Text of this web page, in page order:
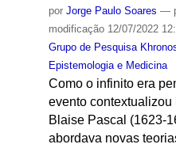
por Jorge Paulo Soares —
modificação12/07/2022
Grupo de Pesquisa
Epistemologia e Medicina
Como o infinito era
evento
Blaise Pascal (1623-
abordava novas